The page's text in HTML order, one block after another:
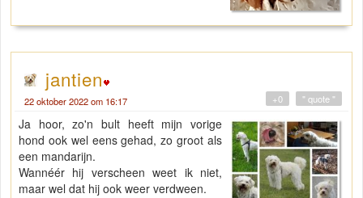
jantien
22 oktober 2022 om 16:17 " quote "
+0
Ja hoor, zo'n bult heeft mijn vorige
hond ook wel eens gehad, zo groot als
een mandarijn.
Wannéér hij verscheen weet ik niet,
maar wel dat hij ook weer verdween.